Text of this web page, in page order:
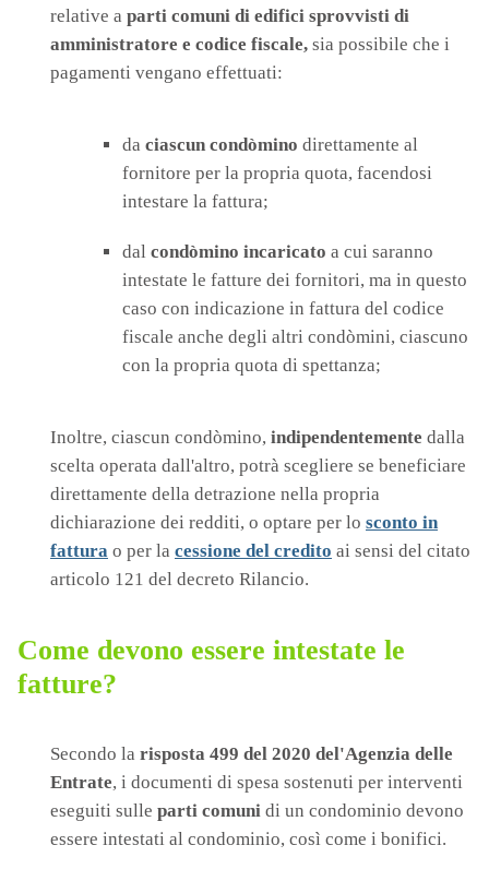
relative a parti comuni di edifici sprovvisti di
amministratore e codice fiscale, sia possibile che i
pagamenti vengano effettuati:
da ciascun condòmino direttamente al
fornitore per la propria quota, facendosi
intestare la fattura;
dal condòmino incaricato a cui saranno
intestate le fatture dei fornitori, ma in questo
caso con indicazione in fattura del codice
fiscale anche degli altri condòmini, ciascuno
con la propria quota di spettanza;
Inoltre, ciascun condòmino, indipendentemente dalla
scelta operata dall'altro, potrà scegliere se beneficiare
direttamente della detrazione nella propria
dichiarazione dei redditi, o optare per lo sconto in
fattura o per la cessione del credito ai sensi del citato
articolo 121 del decreto Rilancio.
Come devono essere intestate le
fatture?
Secondo la risposta 499 del 2020 del'Agenzia delle
Entrate, i documenti di spesa sostenuti per interventi
eseguiti sulle parti comuni di un condominio devono
essere intestati al condominio, così come i bonifici.